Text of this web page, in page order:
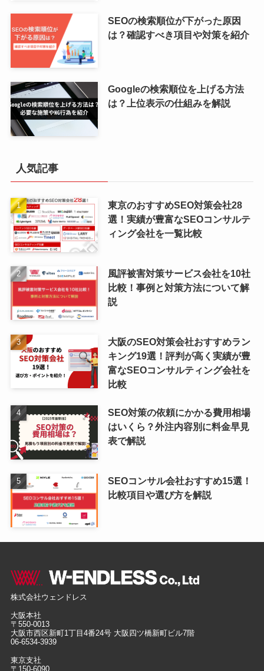
SEOの検索順位が下がった原因
は？確認すべき項目や対策を紹介
Googleの検索順位を上げる方法
は？上位表示の仕組みを解説
人気記事
東京のおすすめSEO対策会社28
選！実績が豊富なSEOコンサルテ
ィング会社を一覧比較
風評被害対策サービス会社を10社
比較！事例と対策方法について解
説
大阪のSEO対策会社おすすめラン
キング19選！評判が高く実績が豊
富なSEOコンサルティング会社を
比較
SEO対策の依頼にかかる費用相場
はいくら？外注内容別に料金早見
表で解説
SEOコンサル会社おすすめ15選！
比較項目や選び方を解説
株式会社ウェンドレス
大阪本社
〒550-0013
大阪市西区新町1丁目4番24号 大阪四ツ橋新町ビル7階
06-6534-3939
東京支社
〒150-6090